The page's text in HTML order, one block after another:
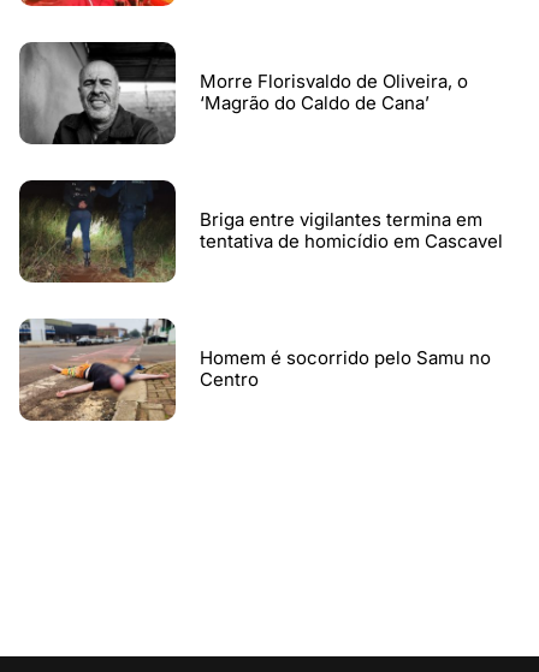
Morre Florisvaldo de Oliveira, o
‘Magrão do Caldo de Cana’
Briga entre vigilantes termina em
tentativa de homicídio em Cascavel
Homem é socorrido pelo Samu no
Centro